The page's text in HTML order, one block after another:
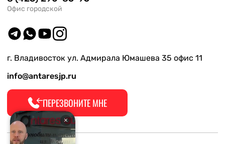
Офис городской
г. Владивосток ул. Адмирала Юмашева 35 офис 11
info@antaresjp.ru
ПЕРЕЗВОНИТЕ МНЕ